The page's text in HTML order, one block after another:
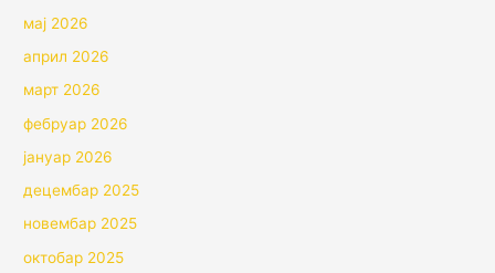
мај 2026
април 2026
март 2026
фебруар 2026
јануар 2026
децембар 2025
новембар 2025
октобар 2025